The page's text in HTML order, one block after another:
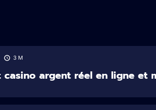
3 M
casino argent réel en ligne et